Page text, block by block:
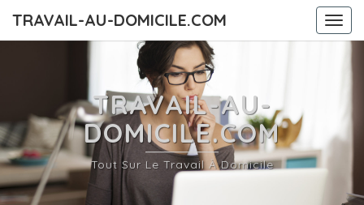
TRAVAIL-AU-DOMICILE.COM
TRAVAIL-AU-
DOMICILE.COM
Tout Sur Le Travail À Domicile